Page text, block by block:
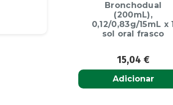
Bronchodual
(200mL),
0,12/0,83g/15mL x 1
sol oral frasco
15,04 €
Adicionar